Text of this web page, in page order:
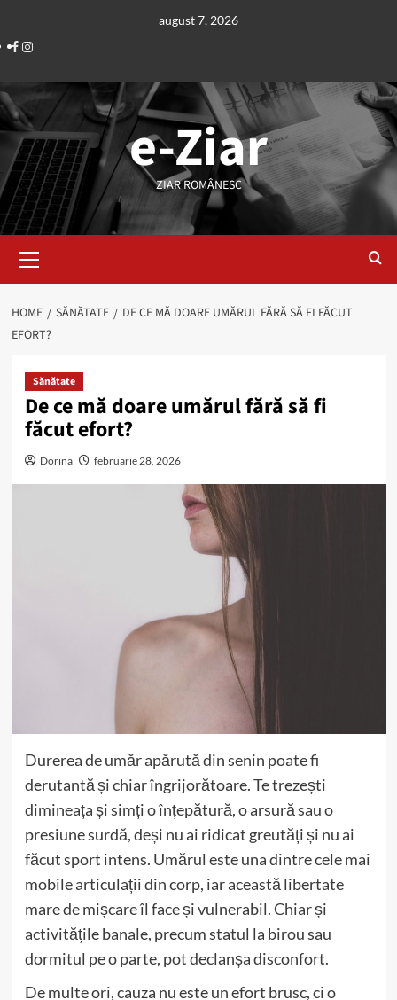
content
august 7, 2026
Facebook
Instagram
e-Ziar
ZIAR ROMÂNESC
Menu
HOME SĂNĂTATE
DE CE MĂ DOARE UMĂRUL FĂRĂ SĂ FI FĂCUT
EFORT?
Sănătate
De ce mă doare umărul fără să fi
făcut efort?
Dorina februarie 28, 2026
Durerea de umăr apărută din senin poate fi
derutantă și chiar îngrijorătoare. Te trezești
dimineața și simți o înțepătură, o arsură sau o
presiune surdă, deși nu ai ridicat greutăți și nu ai
făcut sport intens. Umărul este una dintre cele mai
mobile articulații din corp, iar această libertate
mare de mișcare îl face și vulnerabil. Chiar și
activitățile banale, precum statul la birou sau
dormitul pe o parte, pot declanșa disconfort.
De multe ori, cauza nu este un efort brusc, ci o